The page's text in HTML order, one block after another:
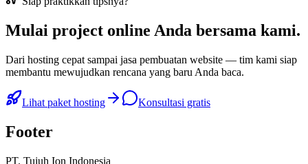
Mulai project online Anda bersama kami.
Dari hosting cepat sampai jasa pembuatan website — tim kami siap
membantu mewujudkan rencana yang baru Anda baca.
Lihat paket hosting Konsultasi gratis
Footer
PT. Tujuh Ion Indonesia